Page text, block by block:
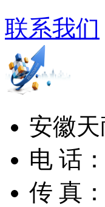
联系我们
安徽
电 话
传 真